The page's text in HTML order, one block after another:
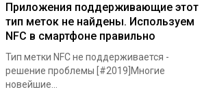
Приложения поддерживающие этот
тип меток не найдены. Используем
NFC в смартфоне правильно
Тип метки NFC не поддерживается -
решение проблемы [#2019]Многие
новейшие...